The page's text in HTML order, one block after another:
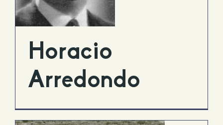
Horacio
Arredondo